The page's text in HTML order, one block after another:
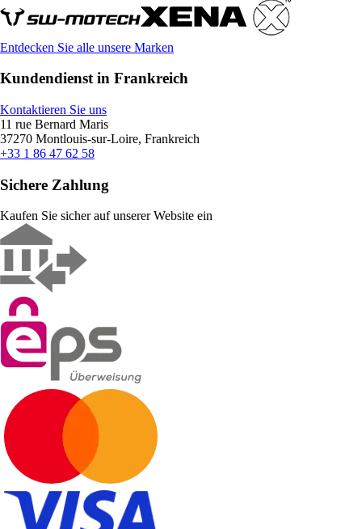
Entdecken Sie alle unsere Marken
Kundendienst in Frankreich
Kontaktieren Sie uns
11 rue Bernard Maris
37270 Montlouis-sur-Loire, Frankreich
+33 1 86 47 62 58
Sichere Zahlung
Kaufen Sie sicher auf unserer Website ein